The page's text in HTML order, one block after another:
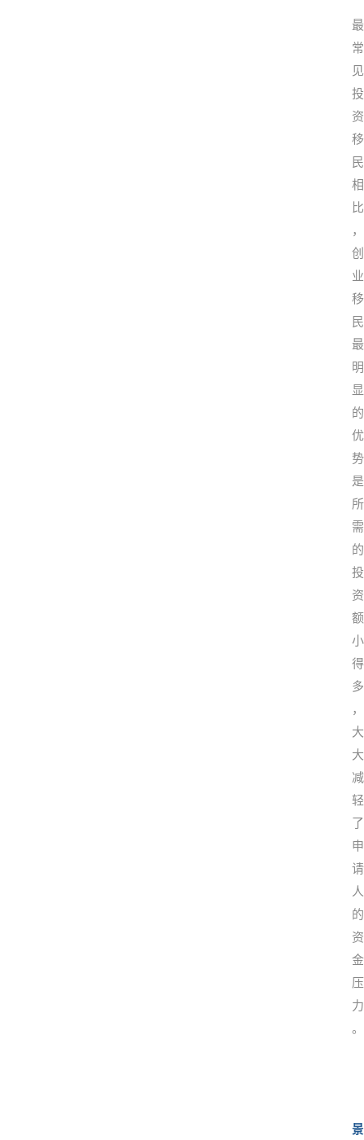
最
常
见
投
资
移
民
相
比
，
创
业
移
民
最
明
显
的
优
势
是
所
需
的
投
资
额
小
得
多
，
大
大
减
轻
了
申
请
人
的
资
金
压
力
。
景